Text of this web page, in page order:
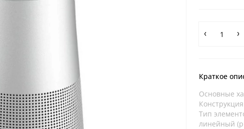
Краткое
Основные
Тип
линейный